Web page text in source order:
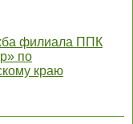
филиала ППК
по
краю